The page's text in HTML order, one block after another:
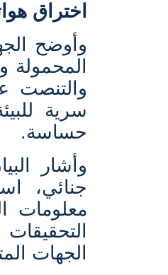
اختراق
وأوضح
المحمولة
والتنصت
سرية
حساسة.
وأشار
جنائي،
معلومات
الجهات